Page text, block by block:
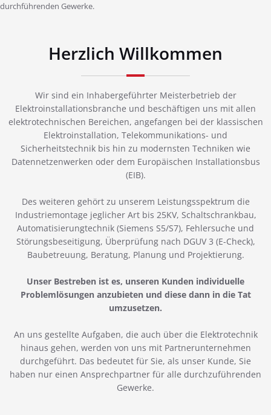
durchführenden Gewerke.
Herzlich Willkommen
Wir sind ein Inhabergeführter Meisterbetrieb der
Elektroinstallationsbranche und beschäftigen uns mit allen
elektrotechnischen Bereichen, angefangen bei der klassischen
Elektroinstallation, Telekommunikations- und
Sicherheitstechnik bis hin zu modernsten Techniken wie
Datennetzenwerken oder dem Europäischen Installationsbus
(EIB).
Des weiteren gehört zu unserem Leistungsspektrum die
Industriemontage jeglicher Art bis 25KV, Schaltschrankbau,
Automatisierungtechnik (Siemens S5/S7), Fehlersuche und
Störungsbeseitigung, Überprüfung nach DGUV 3 (E-Check),
Baubetreuung, Beratung, Planung und Projektierung.
Unser Bestreben ist es, unseren Kunden individuelle
Problemlösungen anzubieten und diese dann in die Tat
umzusetzen.
An uns gestellte Aufgaben, die auch über die Elektrotechnik
hinaus gehen, werden von uns mit Partnerunternehmen
durchgeführt. Das bedeutet für Sie, als unser Kunde, Sie
haben nur einen Ansprechpartner für alle durchzuführenden
Gewerke.